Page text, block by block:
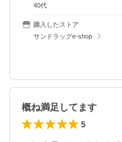
40代
購入したストア
サンドラッグe-shop
概ね満足してます
5